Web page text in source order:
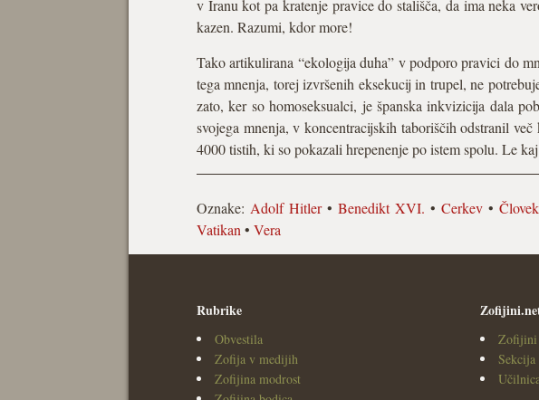
v Iranu kot pa kratenje pravice do stališča, da ima neka
kazen. Razumi, kdor more!
Tako artikulirana “ekologija duha” v podporo pravici do
tega mnenja, torej izvršenih eksekucij in trupel, ne
zato, ker so homoseksualci, je španska inkvizicija dala
svojega mnenja, v koncentracijskih taboriščih odstranil
4000 tistih, ki so pokazali hrepenenje po istem spolu. Le
Oznake: Adolf Hitler• Benedikt XVI. • Cerkev •
Vatikan • Vera
Rubrike
Obvestila
Zofija v medijih
Zofijina modrost
Zofijini